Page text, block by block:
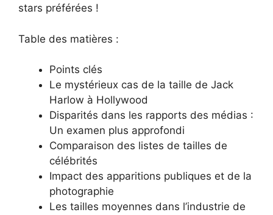
stars préférées !
Table des matières :
Points clés
Le mystérieux cas de la taille de Jack
Harlow à Hollywood
Disparités dans les rapports des médias :
Un examen plus approfondi
Comparaison des listes de tailles de
célébrités
Impact des apparitions publiques et de la
photographie
Les tailles moyennes dans l’industrie de